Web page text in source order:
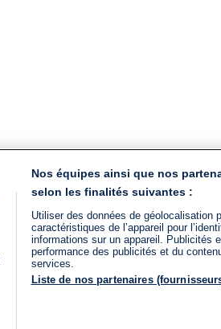
Nos équipes ainsi que nos
selon les finalités suivantes :
Utiliser des données de géolocalisation
caractéristiques de l’appareil pour
informations sur un appareil. Publicités
performance des publicités et du
services.
Liste de nos partenaires